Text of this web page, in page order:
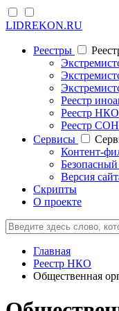
LIDREKON.RU
Реестры
Реестр
Реестр НКО
Реестр
Cервисы
Контент-
Версия
Скрипты
О проекте
Главная
Реестр НКО
Общественная